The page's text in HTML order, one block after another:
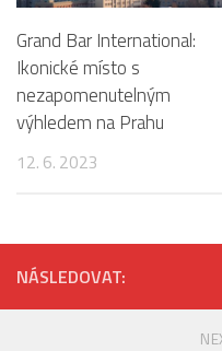
Grand Bar International:
Ikonické místo s
nezapomenutelným
výhledem na Prahu
12. 6. 2023
NÁSLEDOVAT: